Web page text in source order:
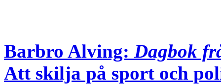
Barbro Alving: Dagbok
Att skilja på sport och